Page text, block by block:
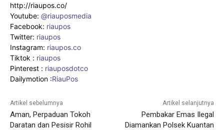
http://riaupos.co/
Youtube: @riauposmedia
Facebook: riaupos
Twitter: riaupos
Instagram: riaupos.co
Tiktok : riaupos
Pinterest : riauposdotco
Dailymotion :RiauPos
Artikel sebelumnya
Aman, Perpaduan Tokoh
Daratan dan Pesisir Rohil
Artikel selanjutnya
Pembakar Emas Ilegal
Diamankan Polsek Kuantan